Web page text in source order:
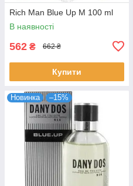
Rich Man Blue Up M 100 ml
В наявності
562 ₴ 662 ₴
Купити
Новинка –15%